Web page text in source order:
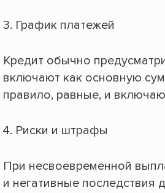
График платежей
Кредит обычно
включают как основную
правило, равные, и
Риски и штрафы
При несвоевременной
и негативные последствия